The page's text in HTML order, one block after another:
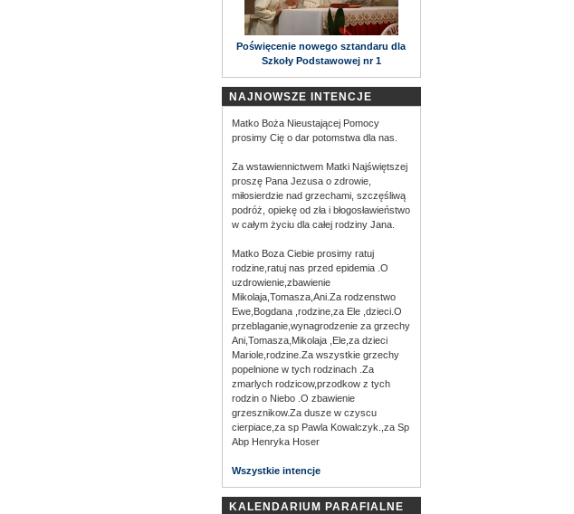
Poświęcenie nowego sztandaru dla
Szkoły Podstawowej nr 1
NAJNOWSZE INTENCJE
Matko Boża Nieustającej Pomocy
prosimy Cię o dar potomstwa dla nas.
Za wstawiennictwem Matki Najświętszej
proszę Pana Jezusa o zdrowie,
miłosierdzie nad grzechami, szczęśliwą
podróż, opiekę od zła i błogosławieństwo
w całym życiu dla całej rodziny Jana.
Matko Boza Ciebie prosimy ratuj
rodzine,ratuj nas przed epidemia .O
uzdrowienie,zbawienie
Mikolaja,Tomasza,Ani.Za rodzenstwo
Ewe,Bogdana ,rodzine,za Ele ,dzieci.O
przeblaganie,wynagrodzenie za grzechy
Ani,Tomasza,Mikolaja ,Ele,za dzieci
Mariole,rodzine.Za wszystkie grzechy
popelnione w tych rodzinach .Za
zmarlych rodzicow,przodkow z tych
rodzin o Niebo .O zbawienie
grzesznikow.Za dusze w czyscu
cierpiace,za sp Pawla Kowalczyk.,za Sp
Abp Henryka Hoser
Wszystkie intencje
KALENDARIUM PARAFIALNE